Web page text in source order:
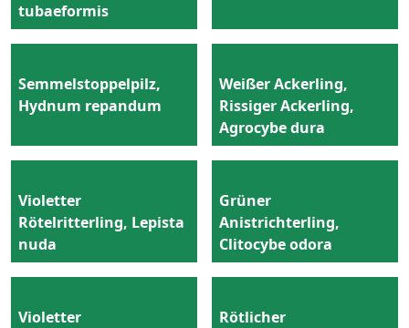
tubaeformis
Semmelstoppelpilz,
Hydnum repandum
Weißer Ackerling,
Rissiger Ackerling,
Agrocybe dura
Violetter
Rötelritterling, Lepista
nuda
Grüner
Anistrichterling,
Clitocybe odora
Violetter
Rötlicher